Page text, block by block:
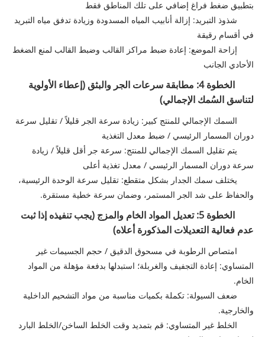
بتطبيق ضغط فراغ إضافي على تلك المناطق فقط
شذوذ التبريد: إزالة أنابيب المياه المسدودة وزيادة تدفق مياه التبريد
في أقسام رقيقة
إزاحة الموضع: إعادة ضبط مراكز القالب وضبط القالب لمنع الضغط
الأحادي الجانب
الخطوة 4: مطابقة سرعات الجر والبثق (إعطاء الأولوية
لتناسق السُمك الإجمالي)
السمك الإجمالي للمنتج كبير: زيادة سرعة الجر قليلاً / تقليل سرعة
دوران المسمار الرئيسي / ضبط معدل التغذية
يتم تقليل السمك الإجمالي للمنتج: سرعة جر أقل قليلاً / زيادة
سرعة دوران المسمار الرئيسي / معدل تغذية أعلى
يختلف سمك الجدار بشكل متقطع: تقليل سرعة الوحدة الرئيسية،
والحفاظ على شد الجر المستمر، وضمان سرعة خطية مستقرة.
الخطوة 5: تعديل المواد الخام والمزج (يجب تنفيذه إذا ثبت
عدم فعالية التعديلات المذكورة أعلاه)
امتصاص الرطوبة في مسحوق الدقيق / حجم الجسيمات غير
المتساوي: إعادة التجفيف والغربلة؛ استبدلها بدفعة مؤهلة من المواد
الخام.
ضعف السيولة: تكملة بكميات مناسبة من مواد التشحيم الداخلية
والخارجية.
الخلط غير المتساوي: قم بتمديد وقت الخلط الساخن/الخلط البارد